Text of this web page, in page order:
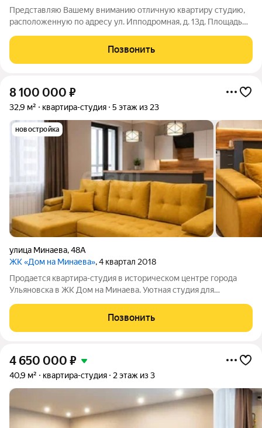
Представляю Вашему вниманию отличную квартиру студию,
расположенную по адресу ул. Ипподромная, д. 13д. Площадь
выполнен качественный, современный ремонт, не требующий
никаких вложений.
Позвонить
8 100 000 ₽
32,9 м² квартира-студия 5 этаж из 23
новостройка
улица Минаева,48А
ЖК «Дом на Минаева», 4 квартал 2018
Продается квартира-студия в историческом центре города
Ульяновска в ЖК Дом на Минаева. Уютная студия для
отличными видовыми характеристиками в уникальной
локации. Квартира полностью мебилирована и
Позвонить
4 650 000 ₽
40,9 м² квартира-студия 2 этаж из 3